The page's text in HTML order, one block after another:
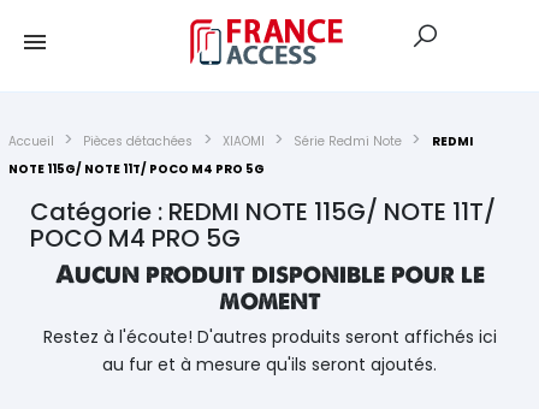
Accueil Pièces détachées XIAOMI Série Redmi Note
REDMI
NOTE 115G/ NOTE 11T/ POCO M4 PRO 5G
Catégorie : REDMI NOTE 115G/ NOTE 11T/
POCO M4 PRO 5G
Aucun produit disponible pour le
moment
Restez à l'écoute! D'autres produits seront affichés ici
au fur et à mesure qu'ils seront ajoutés.